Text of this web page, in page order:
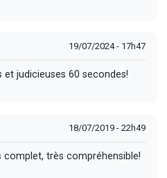
19/07/2024 - 17h47
judicieuses 60 secondes!
18/07/2019 - 22h49
très compréhensible!